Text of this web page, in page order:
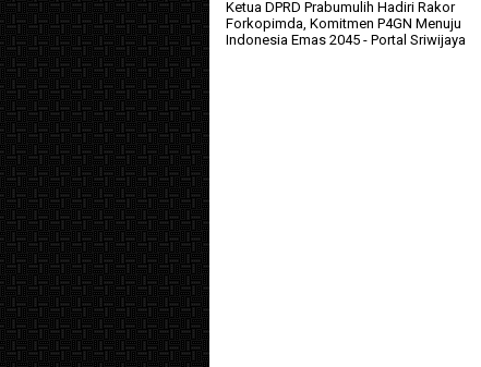
Ketua DPRD Prabumulih Hadiri Rakor
Forkopimda, Komitmen P4GN Menuju
Indonesia Emas 2045 - Portal Sriwijaya